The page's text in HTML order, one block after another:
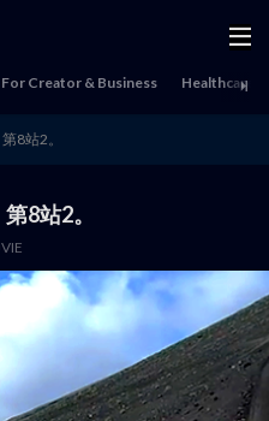
For Creator & Business Healthcare
8站2。
8站2。